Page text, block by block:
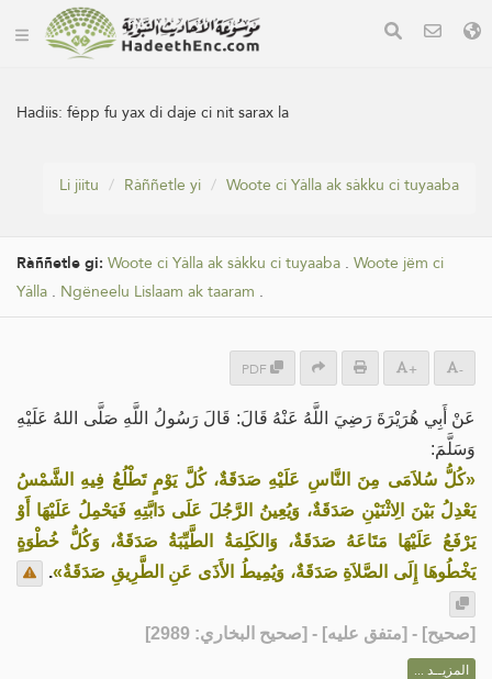
Hadiis:fépp fu yax di daje ci nit sarax la
Li jiitu Ràññetle yi Woote ci Yàlla ak sàkku ci tuyaaba
Ràññetle gi: Woote ci Yàlla ak sàkku ci tuyaaba . Woote jëm ci
Yàlla . Ngëneelu Lislaam ak taaram .
PDF + -
عَنْ أَبِي هُرَيْرَةَ رَضِيَ اللَّهُ عَنْهُ قَالَ: قَالَ رَسُولُ اللَّهِ صَلَّى اللهُ عَلَيْهِ
وَسَلَّمَ:
«كُلُّ سُلاَمَى مِنَ النَّاسِ عَلَيْهِ صَدَقَةٌ، كُلَّ يَوْمٍ تَطْلُعُ فِيهِ الشَّمْسُ
يَعْدِلُ بَيْنَ الِاثْنَيْنِ صَدَقَةٌ، وَيُعِينُ الرَّجُلَ عَلَى دَابَّتِهِ فَيَحْمِلُ عَلَيْهَا أَوْ
يَرْفَعُ عَلَيْهَا مَتَاعَهُ صَدَقَةٌ، وَالكَلِمَةُ الطَّيِّبَةُ صَدَقَةٌ، وَكُلُّ خُطْوَةٍ
يَخْطُوهَا إِلَى الصَّلاَةِ صَدَقَةٌ، وَيُمِيطُ الأَذَى عَنِ الطَّرِيقِ صَدَقَةٌ».
[صحيح] - [متفق عليه] - [صحيح البخاري: 2989]
المزيــد ...